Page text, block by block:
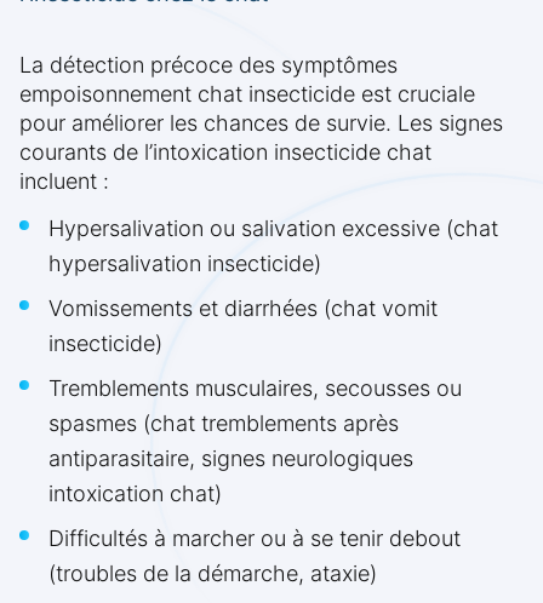
La détection précoce des symptômes
empoisonnement chat insecticide est cruciale
pour améliorer les chances de survie. Les signes
courants de l’intoxication insecticide chat
incluent :
Hypersalivation ou salivation excessive (chat
hypersalivation insecticide)
Vomissements et diarrhées (chat vomit
insecticide)
Tremblements musculaires, secousses ou
spasmes (chat tremblements après
antiparasitaire, signes neurologiques
intoxication chat)
Difficultés à marcher ou à se tenir debout
(troubles de la démarche, ataxie)